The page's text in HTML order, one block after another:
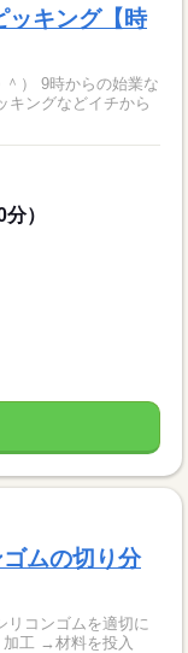
ッキング【時
） 9時からの始業な
キングなどイチから
）
ムの切り分
リコンゴムを適切に
加工 →材料を投入